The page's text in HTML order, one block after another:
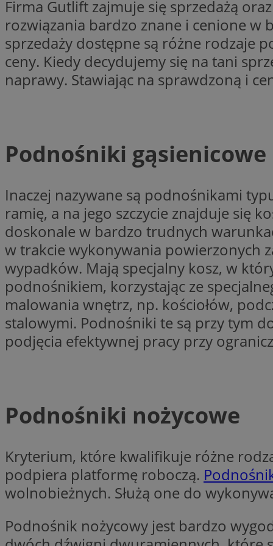
Firma Gutlift zajmuje się sprzedażą
rozwiązania bardzo znane i cenione w
sprzedaży dostępne są różne rodzaje
ceny. Kiedy decydujemy się na tani
naprawy. Stawiając na sprawdzoną i
Podnośniki gąsienicowe
Inaczej nazywane są podnośnikami
ramię, a na jego szczycie znajduje się
doskonale w bardzo trudnych
w trakcie wykonywania powierzonych
wypadków. Mają specjalny kosz, w
podnośnikiem, korzystając ze
malowania wnętrz, np. kościołów,
stalowymi. Podnośniki te są przy tym
podjęcia efektywnej pracy przy
Podnośniki nożycowe
Kryterium, które kwalifikuje różne
podpiera platformę roboczą.
wolnobieżnych. Służą one do
Podnośnik nożycowy jest bardzo
SessID
QeSessID
MvSessID
INGRESSCOOKIE
__cf_bm
suid
sa-user-id-v3
google_push
Nazwa
__Secure-YNID